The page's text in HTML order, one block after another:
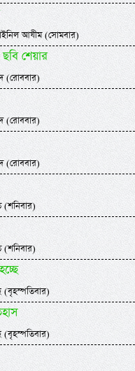
আযীম (সোমবার)
শেয়ার
(রোববার)
(রোববার)
(রোববার)